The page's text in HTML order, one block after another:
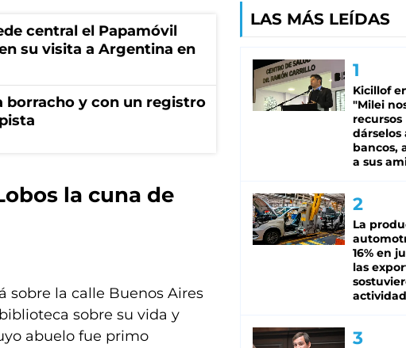
central el Papamóvil
su visita a Argentina en
borracho y con un registro
la cuna de
sobre la calle Buenos Aires
sobre su vida y
abuelo fue primo
LAS MÁS LEÍDAS
Kicillof
"Milei
recursos
dárselos
bancos,
a sus
La
16% en
las
actividad